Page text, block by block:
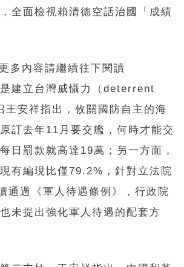
全面檢視賴清德空話治國「成績
多內容請繼續往下閱讀
建立台灣威懾力（deterrent
安祥指出，攸關國防自主的海
訂去年11月要交艦，何時才能交
日罰款就高達19萬；另一方面，
有編現比僅79.2%，針對立法院
通過《軍人待遇條例》，行政院
未提出強化軍人待遇的配套方